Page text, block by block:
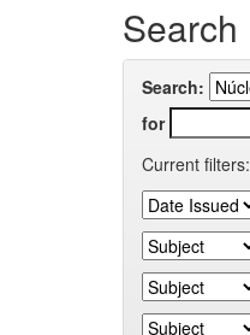
Search
Search:
for
Current filters: